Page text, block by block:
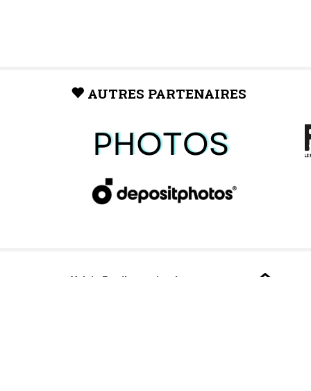
AUTRES PARTENAIRES
Valais Family, un site du